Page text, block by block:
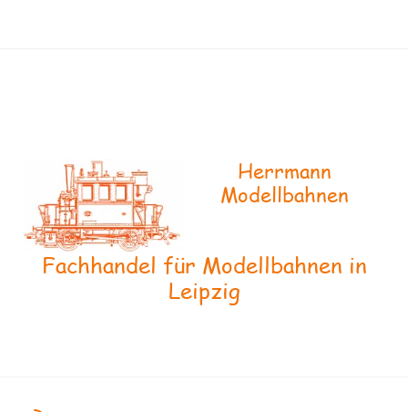
Herrmann
Modellbahnen
Fachhandel für Modellbahnen in
Leipzig